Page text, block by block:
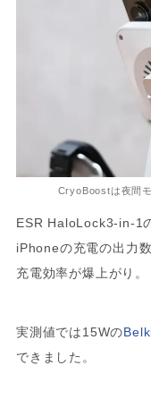
CryoBoostは夜間
ESR HaloLock3-in-1
iPhoneの充電の出力
充電効率が爆上がり。
実測値では15Wの
できました。